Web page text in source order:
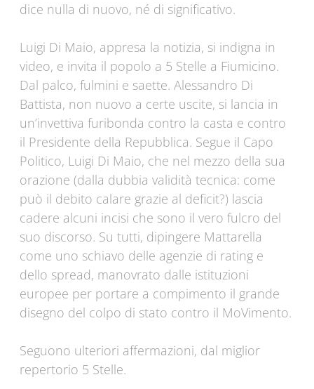
dice nulla di nuovo, né di significativo.
Luigi Di Maio, appresa la notizia, si indigna in
video, e invita il popolo a 5 Stelle a Fiumicino.
Dal palco, fulmini e saette. Alessandro Di
Battista, non nuovo a certe uscite, si lancia in
un’invettiva furibonda contro la casta e contro
il Presidente della Repubblica. Segue il Capo
Politico, Luigi Di Maio, che nel mezzo della sua
orazione (dalla dubbia validità tecnica: come
può il debito calare grazie al deficit?) lascia
cadere alcuni incisi che sono il vero fulcro del
suo discorso. Su tutti, dipingere Mattarella
come uno schiavo delle agenzie di rating e
dello spread, manovrato dalle istituzioni
europee per portare a compimento il grande
disegno del colpo di stato contro il MoVimento.
Seguono ulteriori affermazioni, dal miglior
repertorio 5 Stelle.